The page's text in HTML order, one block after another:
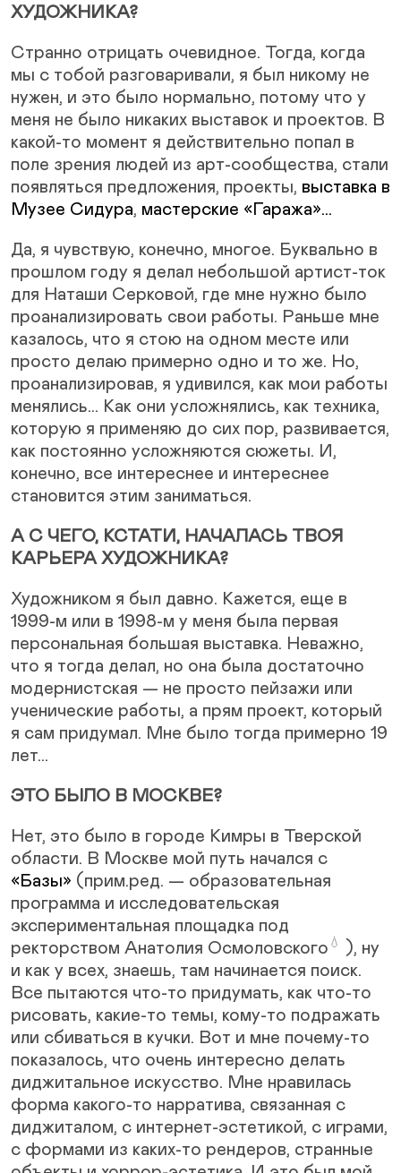
ХУДОЖНИКА?
Странно отрицать очевидное. Тогда, когда
мы с тобой разговаривали, я был никому не
нужен, и это было нормально, потому что у
меня не было никаких выставок и проектов. В
какой-то момент я действительно попал в
поле зрения людей из арт-сообщества, стали
появляться предложения, проекты, выставка в
Музее Сидура, мастерские «Гаража»…
Да, я чувствую, конечно, многое. Буквально в
прошлом году я делал небольшой артист-ток
для Наташи Серковой, где мне нужно было
проанализировать свои работы. Раньше мне
казалось, что я стою на одном месте или
просто делаю примерно одно и то же. Но,
проанализировав, я удивился, как мои работы
менялись... Как они усложнялись, как техника,
которую я применяю до сих пор, развивается,
как постоянно усложняются сюжеты. И,
конечно, все интереснее и интереснее
становится этим заниматься.
А С ЧЕГО, КСТАТИ, НАЧАЛАСЬ ТВОЯ
КАРЬЕРА ХУДОЖНИКА?
Художником я был давно. Кажется, еще в
1999-м или в 1998-м у меня была первая
персональная большая выставка. Неважно,
что я тогда делал, но она была достаточно
модернистская — не просто пейзажи или
ученические работы, а прям проект, который
я сам придумал. Мне было тогда примерно 19
лет...
ЭТО БЫЛО В МОСКВЕ?
Нет, это было в городе Кимры в Тверской
области. В Москве мой путь начался с
«Базы» (прим.ред. — образовательная
программа и исследовательская
экспериментальная площадка под
ректорством Анатолия Осмоловского 💧
), ну
и как у всех, знаешь, там начинается поиск.
Все пытаются что-то придумать, как что-то
рисовать, какие-то темы, кому-то подражать
или сбиваться в кучки. Вот и мне почему-то
показалось, что очень интересно делать
диджитальное искусство. Мне нравилась
форма какого-то нарратива, связанная с
диджиталом, с интернет-эстетикой, с играми,
с формами из каких-то рендеров, странные